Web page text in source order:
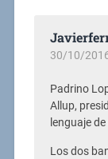
30/10/
Padrino
Allup,
lenguaje
Los dos